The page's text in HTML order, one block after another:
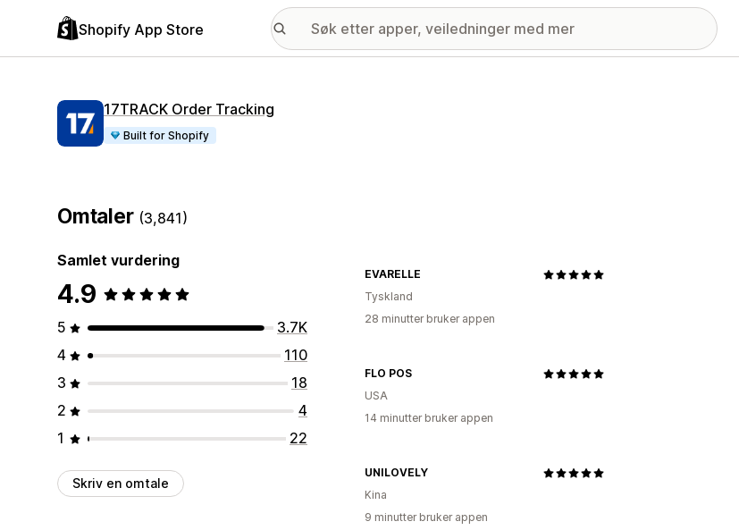
Shopify App Store
17TRACK Order Tracking
Built for Shopify
Omtaler (3,841)
Samlet vurdering
4.9
5
3.7K
4
110
3
18
2
4
1
22
Skriv en omtale
EVARELLE
Tyskland
28 minutter bruker appen
FLO POS
USA
14 minutter bruker appen
UNILOVELY
Kina
9 minutter bruker appen